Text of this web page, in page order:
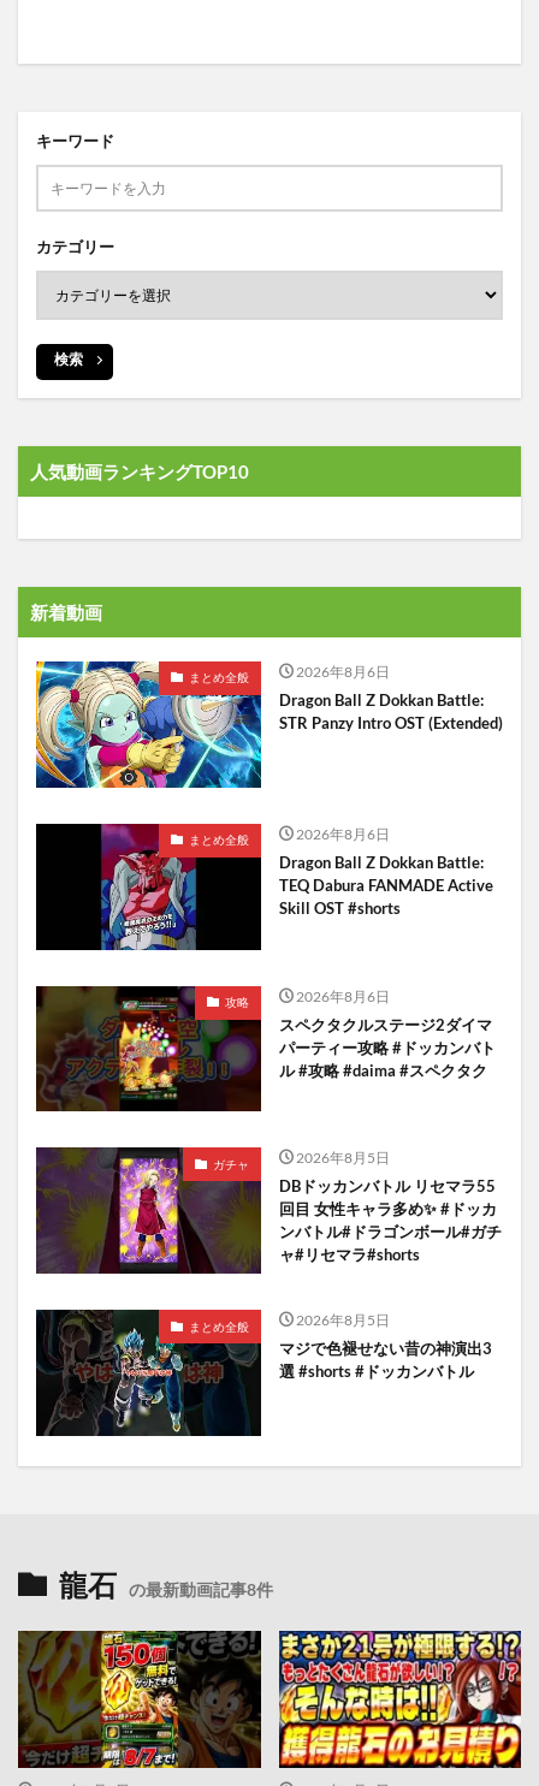
キーワード
カテゴリー
検索
人気動画ランキングTOP10
新着動画
まとめ全般 2026年8月6日
Dragon Ball Z Dokkan Battle:
STR Panzy Intro OST (Extended)
まとめ全般 2026年8月6日
Dragon Ball Z Dokkan Battle:
TEQ Dabura FANMADE Active
Skill OST #shorts
攻略 2026年8月6日
スペクタクルステージ2ダイマ
パーティー攻略 #ドッカンバト
ル #攻略 #daima #スペクタク
ガチャ 2026年8月5日
DBドッカンバトル リセマラ55
回目 女性キャラ多め✨️ #ドッカ
ンバトル#ドラゴンボール#ガチ
ャ#リセマラ#shorts
まとめ全般 2026年8月5日
マジで色褪せない昔の神演出3
選 #shorts #ドッカンバトル
龍石 の最新動画記事8件